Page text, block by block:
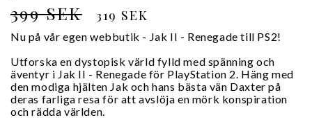
399 SEK 319 SEK
Nu på vår egen webbutik - Jak II - Renegade till PS2!
Utforska en dystopisk värld fylld med spänning och
äventyr i Jak II - Renegade för PlayStation 2. Häng med
den modiga hjälten Jak och hans bästa vän Daxter på
deras farliga resa för att avslöja en mörk konspiration
och rädda världen.